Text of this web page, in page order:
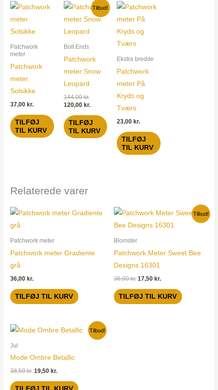
Patchwork
meter
Patchwork
meter
Solsikke
37,00kr.
TILFØJ
TIL KURV
Tilbud!
Bolt Ends
Patchwork
meter Snow
Leopard
144,00kr.
Den
oprindelige
pris
var:
144,00 kr..
120,00 kr.
Den
aktuelle
pris
120,00 kr..
TILFØJ
TIL KURV
Ekstra bredde
Patchwork
meter På
Kryds og
Tværs
23,00kr.
TILFØJ
TIL KURV
Relaterede varer
Patchwork meter
Patchwork meter Gradiente
grå
36,00 kr.
TILFØJ TIL KURV
Tilbud!
Blomster
Patchwork Meter Sweet Bee
Designs 16301
36,00kr.
Den
pris
17,50 kr.
Den
pris
TILFØJ TIL KURV
Tilbud!
Jul
Mode Ombre Betallic
38,50kr.
Den
38,50 kr..
19,50 kr.
Den
19,50 kr..